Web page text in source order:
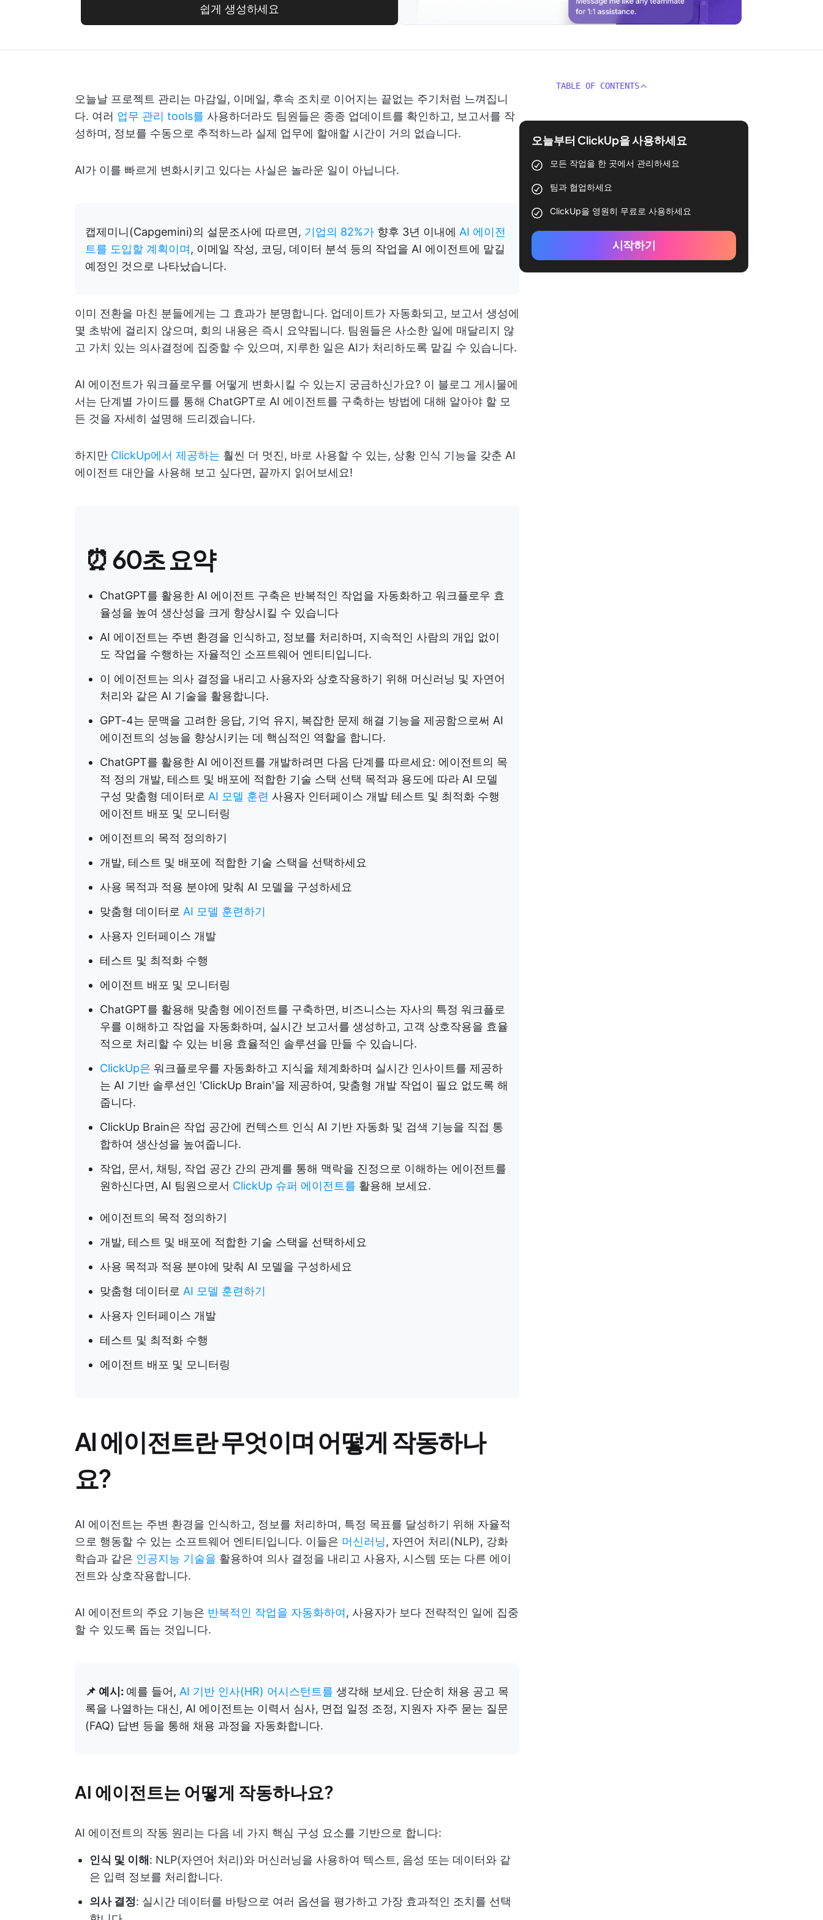
쉽게 생성하세요
오늘날 프로젝트 관리는 마감일, 이메일, 후속 조치로 이어지는 끝없는 주기처럼 느껴집니
다. 여러 업무 관리 tools를 사용하더라도 팀원들은 종종 업데이트를 확인하고, 보고서를 작
성하며, 정보를 수동으로 추적하느라 실제 업무에 할애할 시간이 거의 없습니다.
AI가 이를 빠르게 변화시키고 있다는 사실은 놀라운 일이 아닙니다.
캡제미니(Capgemini)의 설문조사에 따르면, 기업의 82%가 향후 3년 이내에 AI 에이전
트를 도입할 계획이며 , 이메일 작성, 코딩, 데이터 분석 등의 작업을 AI 에이전트에 맡길
예정인 것으로 나타났습니다.
이미 전환을 마친 분들에게는 그 효과가 분명합니다. 업데이트가 자동화되고, 보고서 생성에
몇 초밖에 걸리지 않으며, 회의 내용은 즉시 요약됩니다. 팀원들은 사소한 일에 매달리지 않
고 가치 있는 의사결정에 집중할 수 있으며, 지루한 일은 AI가 처리하도록 맡길 수 있습니다.
AI 에이전트가 워크플로우를 어떻게 변화시킬 수 있는지 궁금하신가요? 이 블로그 게시물에
서는 단계별 가이드를 통해 ChatGPT로 AI 에이전트를 구축하는 방법에 대해 알아야 할 모
든 것을 자세히 설명해 드리겠습니다.
하지만 ClickUp에서 제공하는 훨씬 더 멋진, 바로 사용할 수 있는, 상황 인식 기능을 갖춘 AI
에이전트 대안을 사용해 보고 싶다면, 끝까지 읽어보세요!
⏰ 60초 요약
ChatGPT를 활용한 AI 에이전트 구축은 반복적인 작업을 자동화하고 워크플로우 효
율성을 높여 생산성을 크게 향상시킬 수 있습니다
AI 에이전트는 주변 환경을 인식하고, 정보를 처리하며, 지속적인 사람의 개입 없이
도 작업을 수행하는 자율적인 소프트웨어 엔티티입니다.
이 에이전트는 의사 결정을 내리고 사용자와 상호작용하기 위해 머신러닝 및 자연어
처리와 같은 AI 기술을 활용합니다.
GPT-4는 문맥을 고려한 응답, 기억 유지, 복잡한 문제 해결 기능을 제공함으로써 AI
에이전트의 성능을 향상시키는 데 핵심적인 역할을 합니다.
ChatGPT를 활용한 AI 에이전트를 개발하려면 다음 단계를 따르세요: 에이전트의 목
적 정의 개발, 테스트 및 배포에 적합한 기술 스택 선택 목적과 용도에 따라 AI 모델
구성 맞춤형 데이터로 AI 모델 훈련 사용자 인터페이스 개발 테스트 및 최적화 수행
에이전트 배포 및 모니터링
에이전트의 목적 정의하기
개발, 테스트 및 배포에 적합한 기술 스택을 선택하세요
사용 목적과 적용 분야에 맞춰 AI 모델을 구성하세요
맞춤형 데이터로 AI 모델 훈련하기
사용자 인터페이스 개발
테스트 및 최적화 수행
에이전트 배포 및 모니터링
ChatGPT를 활용해 맞춤형 에이전트를 구축하면, 비즈니스는 자사의 특정 워크플로
우를 이해하고 작업을 자동화하며, 실시간 보고서를 생성하고, 고객 상호작용을 효율
적으로 처리할 수 있는 비용 효율적인 솔루션을 만들 수 있습니다.
ClickUp은 워크플로우를 자동화하고 지식을 체계화하며 실시간 인사이트를 제공하
는 AI 기반 솔루션인 'ClickUp Brain'을 제공하여, 맞춤형 개발 작업이 필요 없도록 해
줍니다.
ClickUp Brain은 작업 공간에 컨텍스트 인식 AI 기반 자동화 및 검색 기능을 직접 통
합하여 생산성을 높여줍니다.
작업, 문서, 채팅, 작업 공간 간의 관계를 통해 맥락을 진정으로 이해하는 에이전트를
원하신다면, AI 팀원으로서 ClickUp 슈퍼 에이전트를 활용해 보세요.
에이전트의 목적 정의하기
개발, 테스트 및 배포에 적합한 기술 스택을 선택하세요
사용 목적과 적용 분야에 맞춰 AI 모델을 구성하세요
맞춤형 데이터로 AI 모델 훈련하기
사용자 인터페이스 개발
테스트 및 최적화 수행
에이전트 배포 및 모니터링
AI 에이전트란 무엇이며 어떻게 작동하나
요?
AI 에이전트는 주변 환경을 인식하고, 정보를 처리하며, 특정 목표를 달성하기 위해 자율적
으로 행동할 수 있는 소프트웨어 엔티티입니다. 이들은 머신러닝, 자연어 처리(NLP), 강화
학습과 같은 인공지능 기술을 활용하여 의사 결정을 내리고 사용자, 시스템 또는 다른 에이
전트와 상호작용합니다.
AI 에이전트의 주요 기능은 반복적인 작업을 자동화하여 , 사용자가 보다 전략적인 일에 집중
할 수 있도록 돕는 것입니다.
📌 예시: 예를 들어, AI 기반 인사(HR) 어시스턴트를 생각해 보세요. 단순히 채용 공고 목
록을 나열하는 대신, AI 에이전트는 이력서 심사, 면접 일정 조정, 지원자 자주 묻는 질문
(FAQ) 답변 등을 통해 채용 과정을 자동화합니다.
AI 에이전트는 어떻게 작동하나요?
AI 에이전트의 작동 원리는 다음 네 가지 핵심 구성 요소를 기반으로 합니다:
인식 및 이해 : NLP(자연어 처리)와 머신러닝을 사용하여 텍스트, 음성 또는 데이터와 같
은 입력 정보를 처리합니다.
의사 결정: 실시간 데이터를 바탕으로 여러 옵션을 평가하고 가장 효과적인 조치를 선택
TABLE OF CONTENTS
오늘부터 ClickUp을 사용하세요
모든 작업을 한 곳에서 관리하세요
팀과 협업하세요
ClickUp을 영원히 무료로 사용하세요
시작하기